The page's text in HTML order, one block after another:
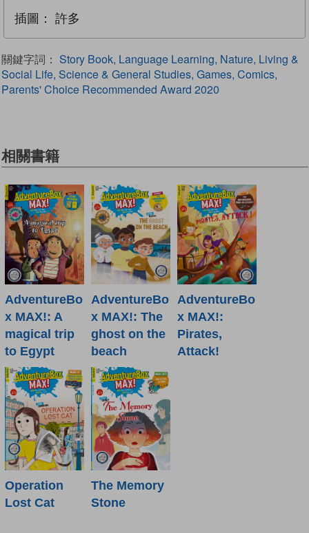
插圖： 許多
關鍵字詞： Story Book, Language Learning, Nature, Living &
Social Life, Science & General Studies, Games, Comics,
Parents' Choice Recommended Award 2020
相關書籍
AdventureBo
x MAX!: A
magical trip
to Egypt
AdventureBo
x MAX!: The
ghost on the
beach
AdventureBo
x MAX!:
Pirates,
Attack!
Operation
Lost Cat
The Memory
Stone